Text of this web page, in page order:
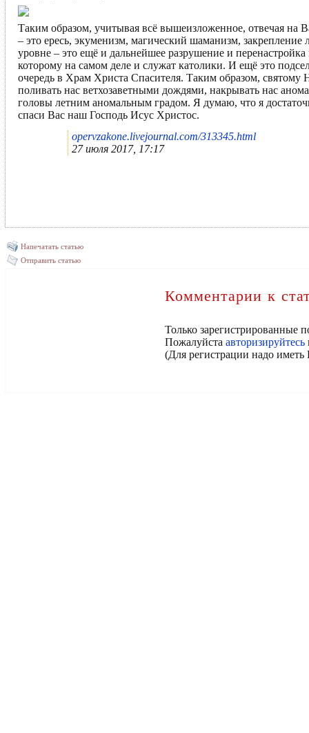
Таким образом, учитывая всё вышеизложенное, отвечая
– это ересь, экуменизм, магический шаманизм,
уровне – это ещё и дальнейшее разрушение и
которому на самом деле и служат католики. И ещё это
очередь в Храм Христа Спасителя. Таким образом,
поливать нас ветхозаветными дождями, накрывать нас
головы летним аномальным градом. Я думаю, что я
спаси Вас наш Господь Исус Христос.
opervzakone.livejournal.com/313345.html
27 июля 2017, 17:17
Напечатать статью
Отправить статью
Комментарии к
Только зарегистрированные
Пожалуйста авторизируйтесь
(Для регистрации надо